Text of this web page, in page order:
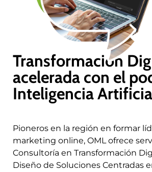
Transformación
acelerada con el
Inteligencia
Pioneros en la región en formar
marketing online, OML ofrece
Consultoría en Transformación
Diseño de Soluciones Centradas